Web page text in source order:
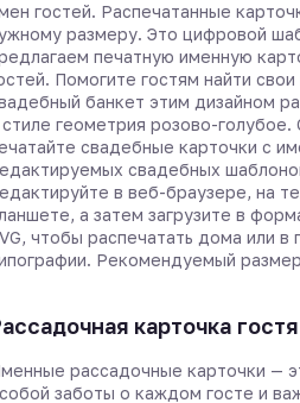
гостей. Распечатанные
размеру. Это цифровой
печатную именную
Помогите гостям найти
банкет этим дизайном
геометрия розово-голубое.
свадебные карточки с
свадебных
в веб-браузере, на
а затем загрузите в
чтобы распечатать дома или в
Рекомендуемый
карточка гостя
рассадочные карточки —
заботы о каждом госте и